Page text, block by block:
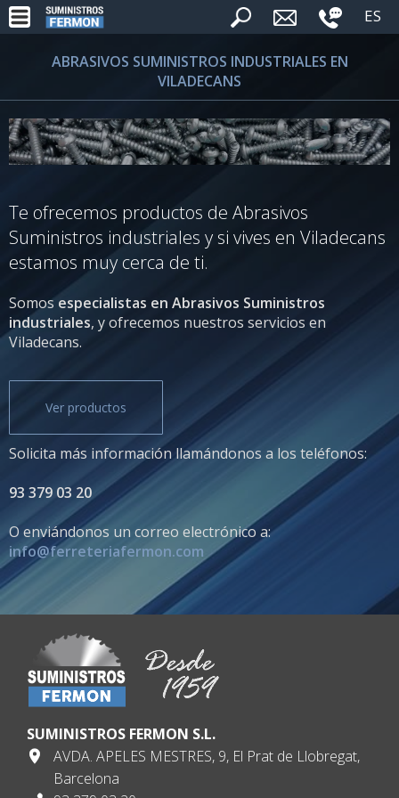
ES
ABRASIVOS SUMINISTROS INDUSTRIALES EN
VILADECANS
Te ofrecemos productos de Abrasivos
Suministros industriales y si vives en Viladecans
estamos muy cerca de ti.
Somos especialistas en Abrasivos Suministros
industriales, y ofrecemos nuestros servicios en
Viladecans.
Ver productos
Solicita más información llamándonos a los teléfonos:
93 379 03 20
O enviándonos un correo electrónico a:
info@ferreteriafermon.com
SUMINISTROS FERMON S.L.
AVDA. APELES MESTRES, 9, El Prat de Llobregat,
Barcelona